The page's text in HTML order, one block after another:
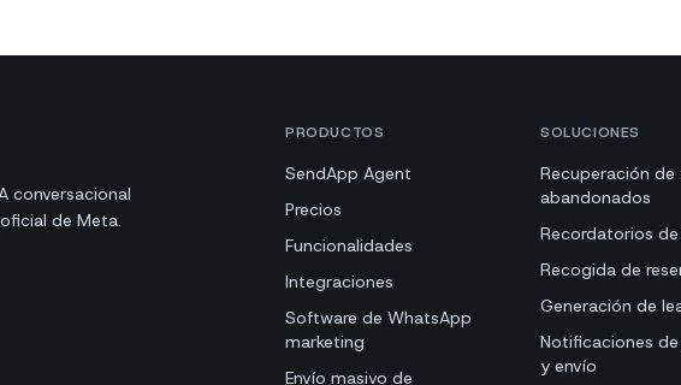
conversacional
de Meta.
PRODUCTOS
SendApp Agent
Precios
Funcionalidades
Integraciones
Software de WhatsApp
marketing
Envío masivo de
SOLUCIONES
Recuperación de
abandonados
Recordatorios
Recogida de
Generación de
Notificaciones
y envío